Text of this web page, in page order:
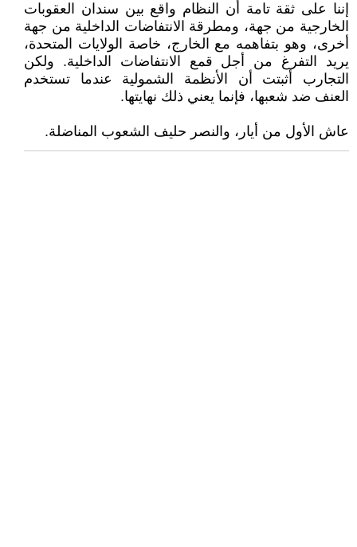
إننا على ثقة تامة أن النظام واقع بين سندان العقوبات
الخارجية من جهة، ومطرقة الانتفاضات الداخلية من جهة
أخرى، وهو بتفاهمه مع الخارج، خاصة الولايات المتحدة،
يريد التفرغ من أجل قمع الانتفاضات الداخلية. ولكن
التجارب أثبتت أن الأنظمة الشمولية عندما تستخدم
العنف ضد شعبها، فإنما يعني ذلك نهايتها.
عاش الأول من أيار، والنصر حليف الشعوب المناضلة.